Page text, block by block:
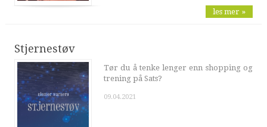
les mer »
Stjernestøv
Tør du å tenke lenger enn shopping og
trening på Sats?
09.04.2021